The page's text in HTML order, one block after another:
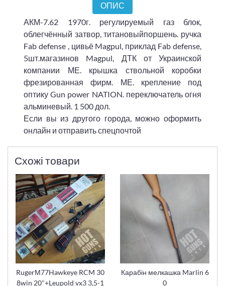
ОПИС
АКМ-7.62 1970г. регулируемый газ блок,
облегчённый затвор, титановыйпоршень. ручка
Fab defense , цивьё Magpul, приклад Fab defense,
5шт.магазинов Magpul, ДТК от Украинской
компании МЕ. крышка ствольной коробки
фрезированная фирм. МЕ. крепление под
оптику Gun power NATION. переключатель огня
альминевый. 1 500 дол.
Если вы из другого города, можно оформить
онлайн и отправить спецпочтой
Схожі товари
RugerМ77Hawkeye RCM 30
8win 20"+Leupold vx3 3,5-1
Карабін мелкашка Marlin 6
0